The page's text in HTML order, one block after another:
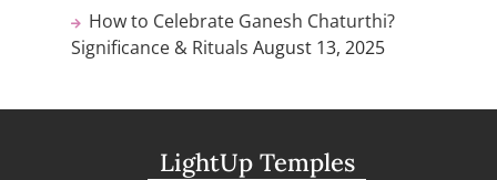
How to Celebrate Ganesh Chaturthi?
Significance & Rituals August 13, 2025
LightUp Temples